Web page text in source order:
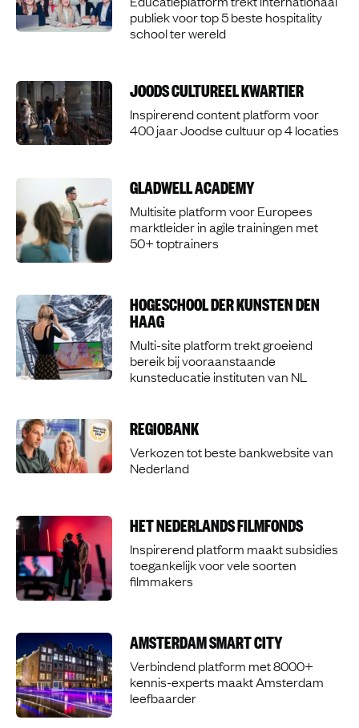
publiek voor top 5 beste hospitality
school ter wereld
JOODS CULTUREEL KWARTIER
Inspirerend content platform voor
400 jaar Joodse cultuur op 4 locaties
GLADWELL ACADEMY
Multisite platform voor Europees
marktleider in agile trainingen met
50+ toptrainers
HOGESCHOOL DER KUNSTEN DEN
HAAG
Multi-site platform trekt groeiend
bereik bij vooraanstaande
kunsteducatie instituten van NL
REGIOBANK
Verkozen tot beste bankwebsite van
Nederland
HET NEDERLANDS FILMFONDS
Inspirerend platform maakt subsidies
toegankelijk voor vele soorten
filmmakers
AMSTERDAM SMART CITY
Verbindend platform met 8000+
kennis-experts maakt Amsterdam
leefbaarder